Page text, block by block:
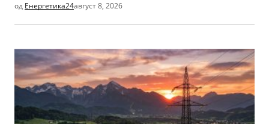
од Енергетика24август 8, 2026